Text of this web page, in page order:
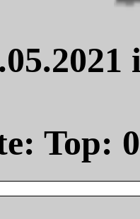
Top: 0